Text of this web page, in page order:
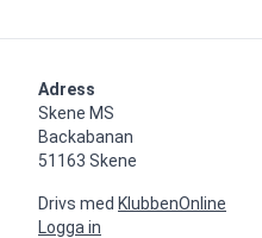
Adress
Skene MS
Backabanan
51163 Skene
Drivs med KlubbenOnline
Logga in